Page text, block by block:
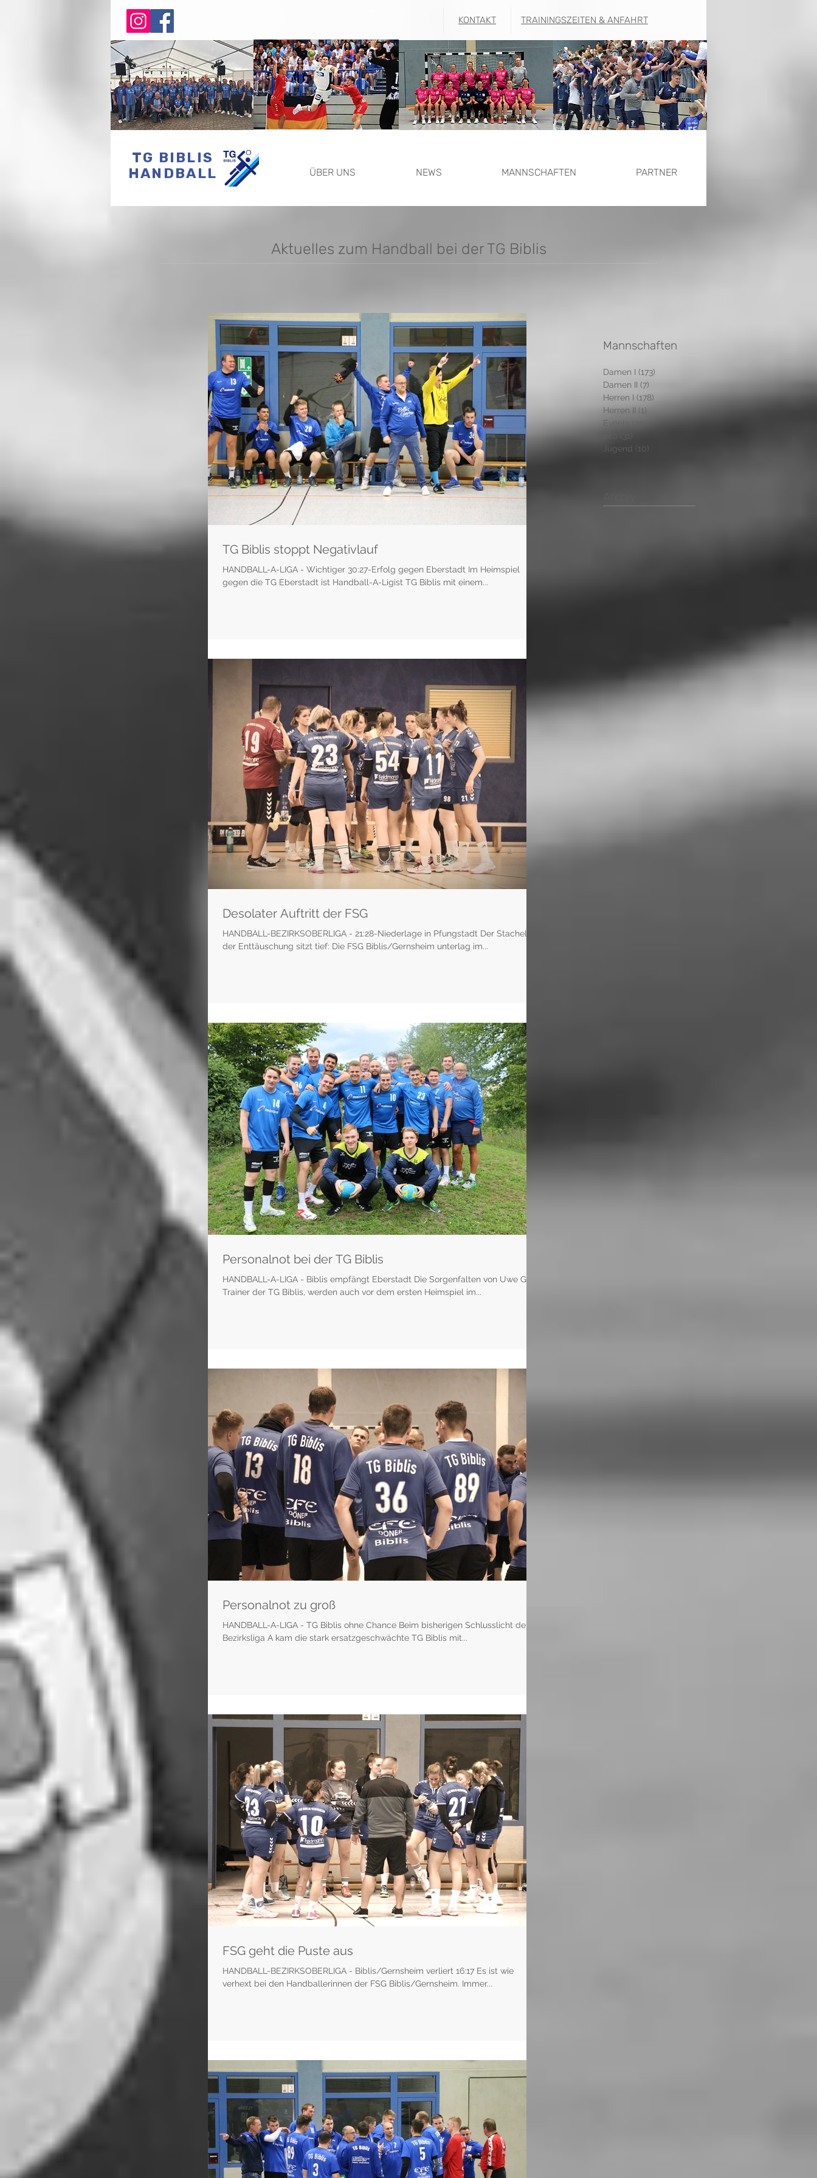
KONTAKT TRAININGSZEITEN & ANFAHRT
TG BIBLIS
HANDBALL
ÜBER UNS NEWS MANNSCHAFTEN PARTNER
Aktuelles zum Handball bei der TG Biblis
TG Biblis stoppt Negativlauf
HANDBALL-A-LIGA - Wichtiger 30:27-Erfolg gegen Eberstadt Im Heimspiel
gegen die TG Eberstadt ist Handball-A-Ligist TG Biblis mit einem...
Desolater Auftritt der FSG
HANDBALL-BEZIRKSOBERLIGA - 21:28-Niederlage in Pfungstadt Der Stachel
der Enttäuschung sitzt tief: Die FSG Biblis/Gernsheim unterlag im...
Personalnot bei der TG Biblis
HANDBALL-A-LIGA - Biblis empfängt Eberstadt Die Sorgenfalten von Uwe Groß,
Trainer der TG Biblis, werden auch vor dem ersten Heimspiel im...
Personalnot zu groß
HANDBALL-A-LIGA - TG Biblis ohne Chance Beim bisherigen Schlusslicht der
Bezirksliga A kam die stark ersatzgeschwächte TG Biblis mit...
FSG geht die Puste aus
HANDBALL-BEZIRKSOBERLIGA - Biblis/Gernsheim verliert 16:17 Es ist wie
verhext bei den Handballerinnen der FSG Biblis/Gernsheim. Immer...
Mannschaften
Damen I (173)
Damen II (7)
Herren I (178)
Herren II (1)
Events
Jugend (10)